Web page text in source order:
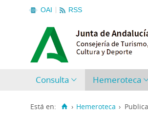
OAI RSS
Consulta Hemeroteca
Está en: › Hemeroteca ›